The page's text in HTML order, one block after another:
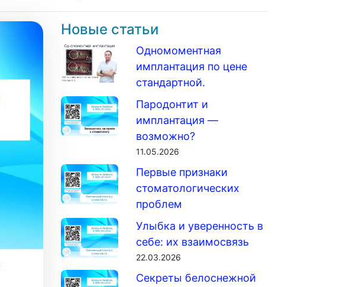
Новые статьи
Одномоментная
имплантация по цене
стандартной.
Пародонтит и
имплантация —
возможно?
11.05.2026
Первые признаки
стоматологических
проблем
Улыбка и уверенность в
себе: их взаимосвязь
22.03.2026
Секреты белоснежной